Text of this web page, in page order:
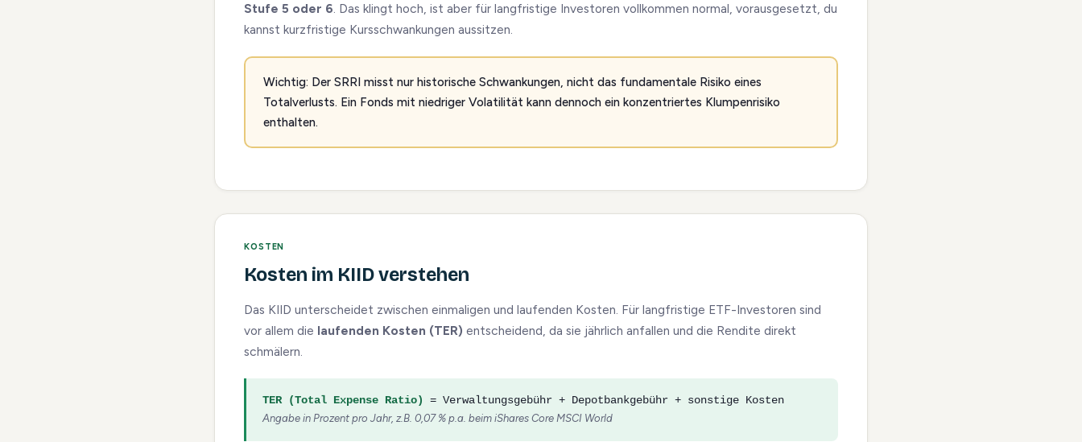
Stufe 5 oder 6. Das klingt hoch, ist aber für langfristige Investoren vollkommen normal, vorausgesetzt, du
kannst kurzfristige Kursschwankungen aussitzen.
Wichtig: Der SRRI misst nur historische Schwankungen, nicht das fundamentale Risiko eines
Totalverlusts. Ein Fonds mit niedriger Volatilität kann dennoch ein konzentriertes Klumpenrisiko
enthalten.
KOSTEN
Kosten im KIID verstehen
Das KIID unterscheidet zwischen einmaligen und laufenden Kosten. Für langfristige ETF-Investoren sind
vor allem die laufenden Kosten (TER) entscheidend, da sie jährlich anfallen und die Rendite direkt
schmälern.
TER (Total Expense Ratio) = Verwaltungsgebühr + Depotbankgebühr + sonstige Kosten
Angabe in Prozent pro Jahr, z.B. 0,07 % p.a. beim iShares Core MSCI World